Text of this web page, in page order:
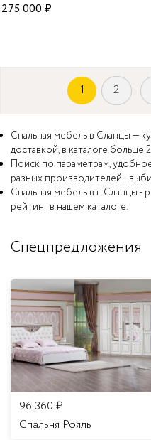
275 000₽
1 2
Спальная мебель в Сланцы —
доставкой, в каталоге больше
Поиск по параметрам,
разных производителей -
Спальная мебель в г. Сланцы
рейтинг в нашем каталоге.
Спецпредложения
96 360 ₽
Спальня Рояль